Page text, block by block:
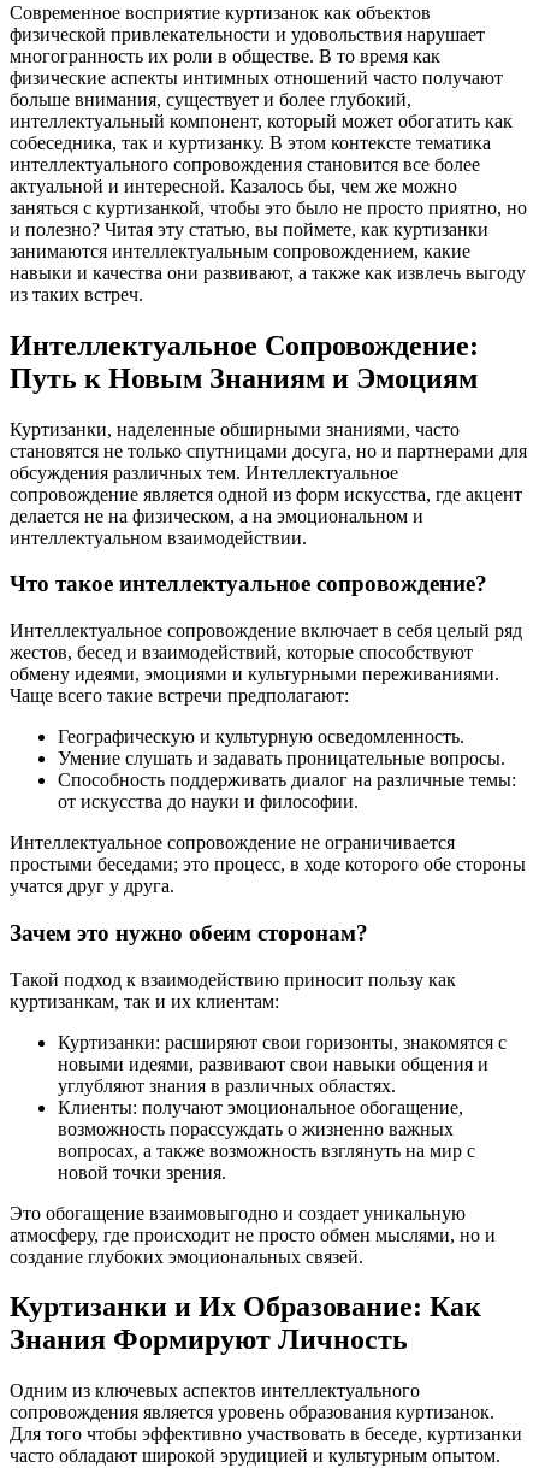
Современное восприятие куртизанок как объектов
физической привлекательности и удовольствия нарушает
многогранность их роли в обществе. В то время как
физические аспекты интимных отношений часто получают
больше внимания, существует и более глубокий,
интеллектуальный компонент, который может обогатить как
собеседника, так и куртизанку. В этом контексте тематика
интеллектуального сопровождения становится все более
актуальной и интересной. Казалось бы, чем же можно
заняться с куртизанкой, чтобы это было не просто приятно, но
и полезно? Читая эту статью, вы поймете, как куртизанки
занимаются интеллектуальным сопровождением, какие
навыки и качества они развивают, а также как извлечь выгоду
из таких встреч.
Интеллектуальное Сопровождение:
Путь к Новым Знаниям и Эмоциям
Куртизанки, наделенные обширными знаниями, часто
становятся не только спутницами досуга, но и партнерами для
обсуждения различных тем. Интеллектуальное
сопровождение является одной из форм искусства, где акцент
делается не на физическом, а на эмоциональном и
интеллектуальном взаимодействии.
Что такое интеллектуальное сопровождение?
Интеллектуальное сопровождение включает в себя целый ряд
жестов, бесед и взаимодействий, которые способствуют
обмену идеями, эмоциями и культурными переживаниями.
Чаще всего такие встречи предполагают:
Географическую и культурную осведомленность.
Умение слушать и задавать проницательные вопросы.
Способность поддерживать диалог на различные темы:
от искусства до науки и философии.
Интеллектуальное сопровождение не ограничивается
простыми беседами; это процесс, в ходе которого обе стороны
учатся друг у друга.
Зачем это нужно обеим сторонам?
Такой подход к взаимодействию приносит пользу как
куртизанкам, так и их клиентам:
Куртизанки: расширяют свои горизонты, знакомятся с
новыми идеями, развивают свои навыки общения и
углубляют знания в различных областях.
Клиенты: получают эмоциональное обогащение,
возможность порассуждать о жизненно важных
вопросах, а также возможность взглянуть на мир с
новой точки зрения.
Это обогащение взаимовыгодно и создает уникальную
атмосферу, где происходит не просто обмен мыслями, но и
создание глубоких эмоциональных связей.
Куртизанки и Их Образование: Как
Знания Формируют Личность
Одним из ключевых аспектов интеллектуального
сопровождения является уровень образования куртизанок.
Для того чтобы эффективно участвовать в беседе, куртизанки
часто обладают широкой эрудицией и культурным опытом.